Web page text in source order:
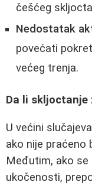
češćeg
Nedostatak
povećati
većeg trenja.
Da li skljoctanje
U većini
ako nije praćeno
Međutim, ako
ukočenosti,